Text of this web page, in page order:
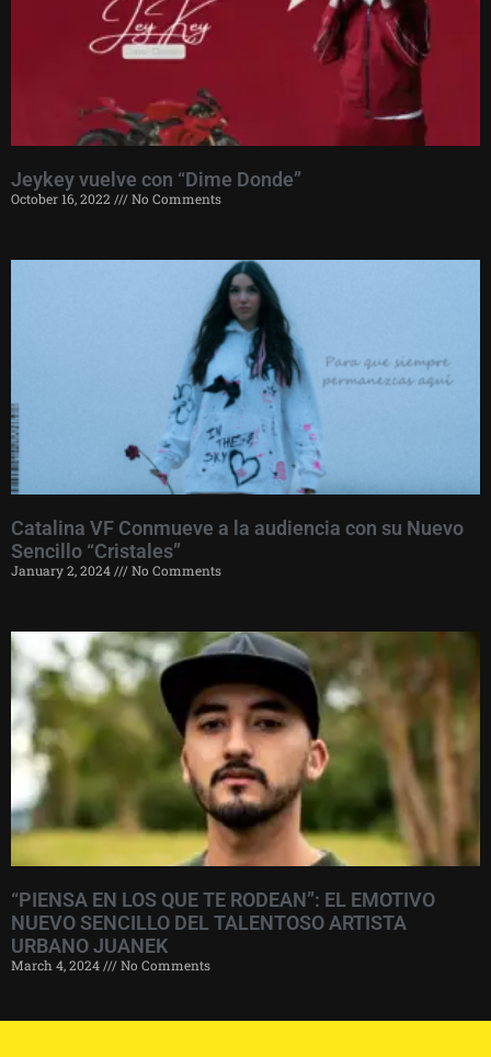
Jeykey vuelve con “Dime Donde”
October 16, 2022 No Comments
Catalina VF Conmueve a la audiencia con su Nuevo
Sencillo “Cristales”
January 2, 2024 No Comments
“PIENSA EN LOS QUE TE RODEAN”: EL EMOTIVO
NUEVO SENCILLO DEL TALENTOSO ARTISTA
URBANO JUANEK
March 4, 2024 No Comments